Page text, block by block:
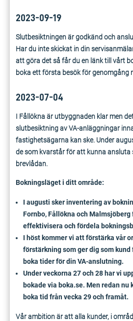
2023-09-19
Slutbesiktningen är godkänd och
Har du inte skickat in din
att göra det så får du en länk till vårt
boka ett första besök för genomgång
2023-07-04
I Fållökna är utbyggnaden klar men
slutbesiktning av VA-anläggningar
fastighetsägarna kan ske. Under
de som kvarstår för att kunna ansluta
brevlådan.
Bokningsläget i ditt område:
I augusti sker inventering av
Fornbo, Fållökna och
effektivisera och fördela
I höst kommer vi att förstärka vår
förstärkning som ger dig som
boka tider för din VA-anslutning.
Under veckorna 27 och 28 har vi
bokade via boka.se. Men redan nu
boka tid från vecka 29 och framåt.
Vår ambition är att alla kunder, i